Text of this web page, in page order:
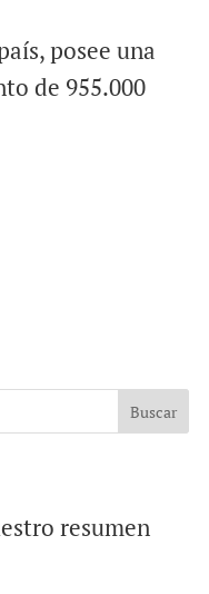
posee una
de 955.000
resumen